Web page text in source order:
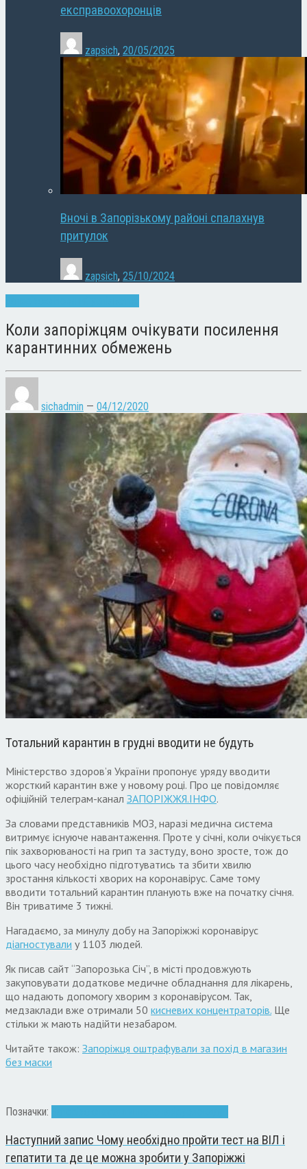
експравоохоронців
zapsich, 20/05/2025
Вночі в Запорізькому районі спалахнув
притулок
zapsich, 25/10/2024
Коли запоріжцям очікувати посилення
карантинних обмежень
sichadmin — 04/12/2020
Тотальний карантин в грудні вводити не будуть
Міністерство здоров’я України пропонує уряду вводити
жорсткий карантин вже у новому році. Про це повідомляє
офіційній телеграм-канал ЗАПОРІЖЖЯ.ІНФО.
За словами представників МОЗ, наразі медична система
витримує існуюче навантаження. Проте у січні, коли очікується
пік захворюваності на грип та застуду, воно зросте, тож до
цього часу необхідно підготуватись та збити хвилю
зростання кількості хворих на коронавірус. Саме тому
вводити тотальний карантин планують вже на початку січня.
Він триватиме 3 тижні.
Нагадаємо, за минулу добу на Запоріжжі коронавірус
діагностували у 1103 людей.
Як писав сайт “Запорозька Січ”, в місті продовжують
закуповувати додаткове медичне обладнання для лікарень,
що надають допомогу хворим з коронавірусом. Так,
медзаклади вже отримали 50 кисневих концентраторів. Ще
стільки ж мають надійти незабаром.
Читайте також: Запоріжця оштрафували за похід в магазин
без маски
Позначки:
Наступний запис Чому необхідно пройти тест на ВІЛ і
гепатити та де це можна зробити у Запоріжжі